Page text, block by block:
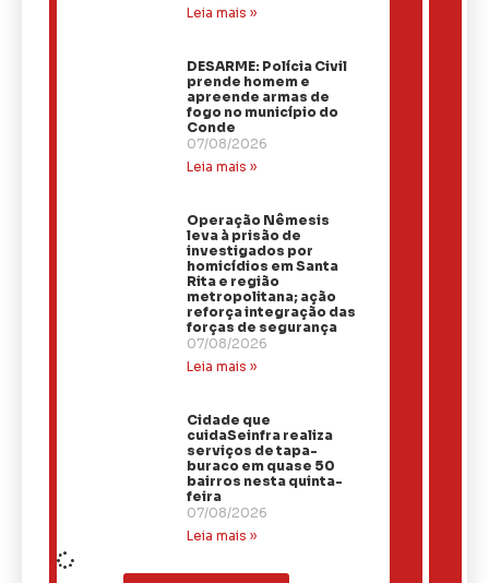
Leia mais »
DESARME: Polícia Civil
prende homem e
apreende armas de
fogo no município do
Conde
07/08/2026
Leia mais »
Operação Nêmesis
leva à prisão de
investigados por
homicídios em Santa
Rita e região
metropolitana; ação
reforça integração das
forças de segurança
07/08/2026
Leia mais »
Cidade que
cuidaSeinfra realiza
serviços de tapa-
buraco em quase 50
bairros nesta quinta-
feira
07/08/2026
Leia mais »